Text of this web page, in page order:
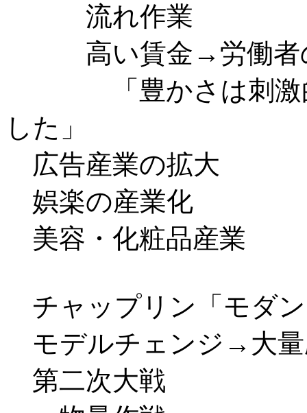
流れ作業
高い賃金→労働者
「豊かさは刺激的
した」
広告産業の拡大
娯楽の産業化
美容・化粧品産業
チャップリン「モダ
モデルチェンジ→大量
第二次大戦